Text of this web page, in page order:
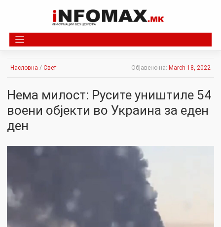
Насловна / Свет Објавено на: March 18, 2022
Нема милост: Русите уништиле 54
воени објекти во Украина за еден
ден